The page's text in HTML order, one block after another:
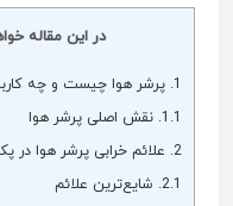
در این مقاله
1. پرشر هوا چیست و چه
1.1. نقش اصلی پرشر هوا
2. علائم خرابی پرشر هوا در
2.1. شایع‌ترین علائم